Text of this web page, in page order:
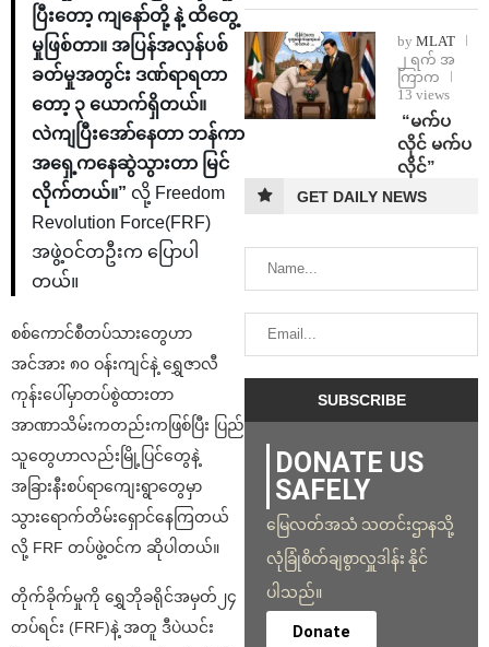
ပြီးတော့ ကျနော်တို့ နဲ့ ထိတွေ့
မှုဖြစ်တာ။ အပြန်အလှန်ပစ်
ခတ်မှုအတွင်း ဒဏ်ရာရတာ
တော့ ၃ ယောက်ရှိတယ်။
လဲကျပြီးအော်နေတာ ဘန်ကာ
အရှေ့ကနေဆွဲသွားတာ မြင်
လိုက်တယ်။” လို့ Freedom
Revolution Force(FRF)
အဖွဲ့ဝင်တဦးက ပြောပါ
တယ်။
စစ်ကောင်စီတပ်သားတွေဟာ
အင်အား ၈၀ ဝန်းကျင်နဲ့ ရွှေဇာလီ
ကုန်းပေါ်မှာတပ်စွဲထားတာ
အာဏာသိမ်းကတည်းကဖြစ်ပြီး ပြည်
သူတွေဟာလည်းမြို့ပြင်တွေနဲ့
အခြားနီးစပ်ရာကျေးရွာတွေမှာ
သွားရောက်တိမ်းရှောင်နေကြတယ်
လို့ FRF တပ်ဖွဲ့ဝင်က ဆိုပါတယ်။
တိုက်ခိုက်မှုကို ရွှေဘိုခရိုင်အမှတ်၂၄
တပ်ရင်း (FRF)နဲ့ အတူ ဒီပဲယင်း
by MLAT
၂ ရက် အ
ကြာက
13 views
⁨ ⁨“မက်ပ
လိုင် မက်ပ
လိုင်”
GET DAILY NEWS
DONATE US
SAFELY
မြေလတ်အသံ သတင်းဌာနသို့
လုံခြုံစိတ်ချစွာလှူဒါန်း နိုင်
ပါသည်။
Donate